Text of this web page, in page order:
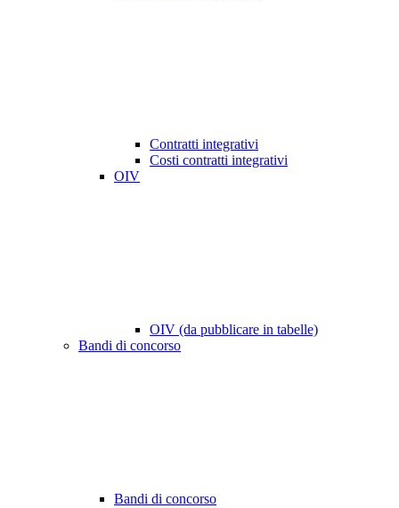
Contratti integrativi
Costi contratti integrativi
OIV
OIV (da pubblicare in tabelle)
Bandi di concorso
Bandi di concorso